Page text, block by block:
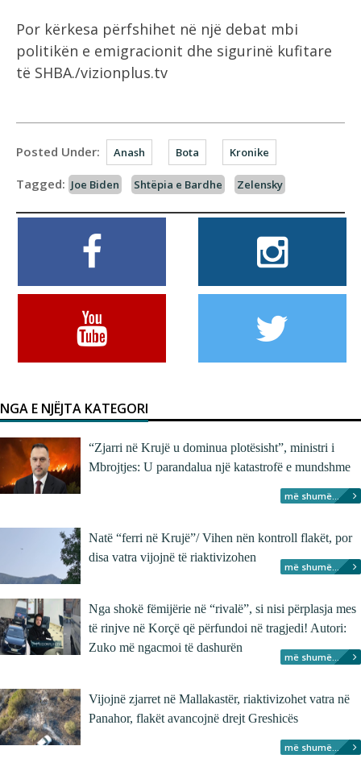
Por kërkesa përfshihet në një debat mbi
politikën e emigracionit dhe sigurinë kufitare
të SHBA./vizionplus.tv
Posted Under: Anash Bota Kronike
Tagged: Joe Biden Shtëpia e Bardhe Zelensky
NGA E NJËJTA KATEGORI
“Zjarri në Krujë u dominua plotësisht”, ministri i
Mbrojtjes: U parandalua një katastrofë e mundshme
më shumë...
Natë “ferri në Krujë”/ Vihen nën kontroll flakët, por
disa vatra vijojnë të riaktivizohen
më shumë...
Nga shokë fëmijërie në “rivalë”, si nisi përplasja mes
të rinjve në Korçë që përfundoi në tragjedi! Autori:
Zuko më ngacmoi të dashurën
më shumë...
Vijojnë zjarret në Mallakastër, riaktivizohet vatra në
Panahor, flakët avancojnë drejt Greshicës
më shumë...